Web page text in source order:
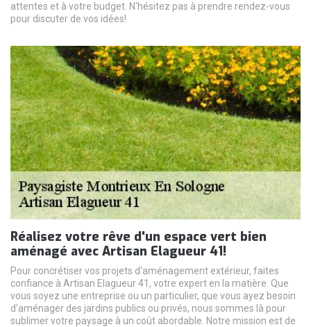
attentes et à votre budget. N'hésitez pas à prendre rendez-vous
pour discuter de vos idées!
Réalisez votre rêve d'un espace vert bien
aménagé avec Artisan Elagueur 41!
Pour concrétiser vos projets d'aménagement extérieur, faites
confiance à Artisan Elagueur 41, votre expert en la matière. Que
vous soyez une entreprise ou un particulier, que vous ayez besoin
d'aménager des jardins publics ou privés, nous sommes là pour
sublimer votre paysage à un coût abordable. Notre mission est de